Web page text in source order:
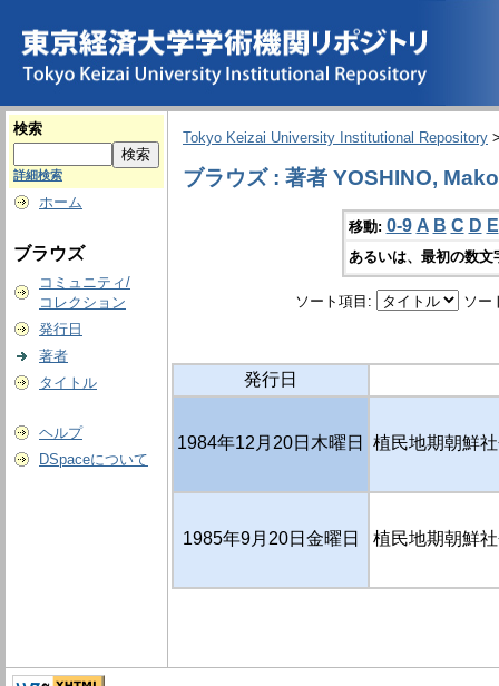
検索
詳細検索
ホーム
ブラウズ
コミュニティ/
コレクション
発行日
著者
タイトル
ヘルプ
DSpaceについて
Tokyo Keizai University Institutional Repository
ブラウズ : 著者 YOSHINO,
移動: 0-9 A B C D E
あるいは、最初の数
ソート項目: ソー
発行日
1984年12月20日木曜日 植民地期朝鮮
1985年9月20日金曜日 植民地期朝鮮